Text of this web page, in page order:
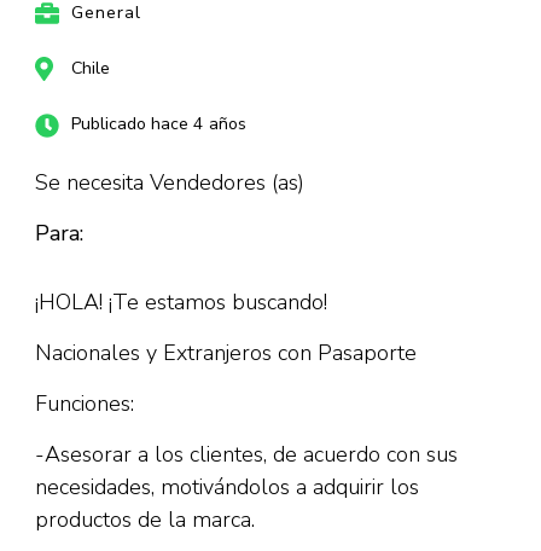
General
Chile
Publicado hace 4 años
Se necesita Vendedores (as)
Para:
¡HOLA! ¡Te estamos buscando!
Nacionales y Extranjeros con Pasaporte
Funciones:
-Asesorar a los clientes, de acuerdo con sus
necesidades, motivándolos a adquirir los
productos de la marca.